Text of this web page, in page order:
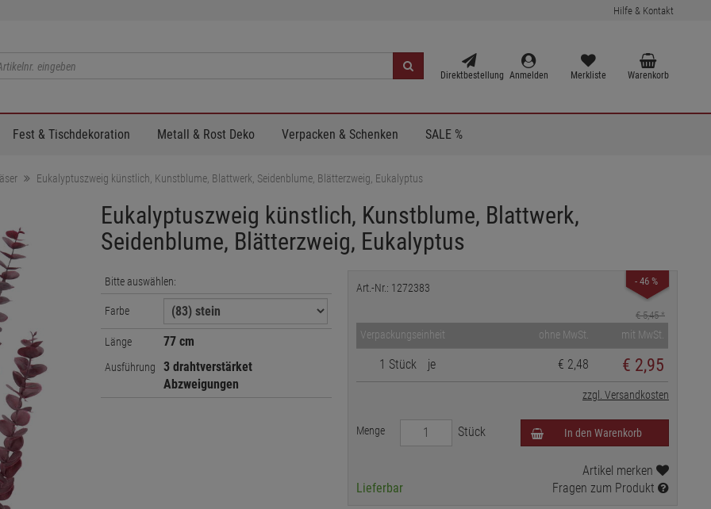
Hilfe & Kontakt
Direktbestellung Anmelden Merkliste Warenkorb
Fest & Tischdekoration Metall & Rost Deko Verpacken & Schenken SALE %
Eukalyptuszweig künstlich, Kunstblume, Blattwerk, Seidenblume, Blätterzweig, Eukalyptus
Eukalyptuszweig künstlich, Kunstblume, Blattwerk,
Seidenblume, Blätterzweig, Eukalyptus
Bitte auswählen:
Farbe
Länge 77 cm
Ausführung
3 drahtverstärket
Abzweigungen
- 46 %
Art.-Nr.: 1272383
€ 5,45*
Verpackungseinheit ohne MwSt. mit MwSt.
1 Stück je € 2,48 € 2,95
zzgl. Versandkosten
Menge Stück In den Warenkorb
Lieferbar
Artikel merken
Fragen zum Produkt